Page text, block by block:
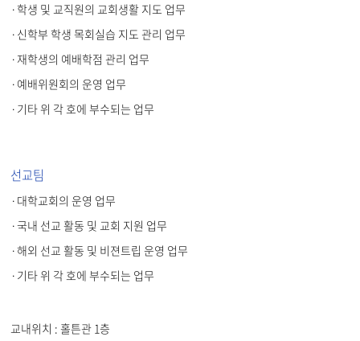
·학생 및 교직원의 교회생활 지도 업무
·신학부 학생 목회실습 지도 관리 업무
·재학생의 예배학점 관리 업무
·예배위원회의 운영 업무
·기타 위 각 호에 부수되는 업무
선교팀
·대학교회의 운영 업무
·국내 선교 활동 및 교회 지원 업무
·해외 선교 활동 및 비젼트립 운영 업무
·기타 위 각 호에 부수되는 업무
교내위치 : 홀튼관 1층